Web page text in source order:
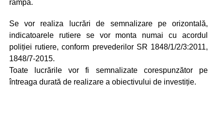
rampă.
Se vor realiza lucrări de semnalizare pe orizontală,
indicatoarele rutiere se vor monta numai cu acordul
poliției rutiere, conform prevederilor SR 1848/1/2/3:2011,
1848/7-2015.
Toate lucrările vor fi semnalizate corespunzător pe
întreaga durată de realizare a obiectivului de investiție.